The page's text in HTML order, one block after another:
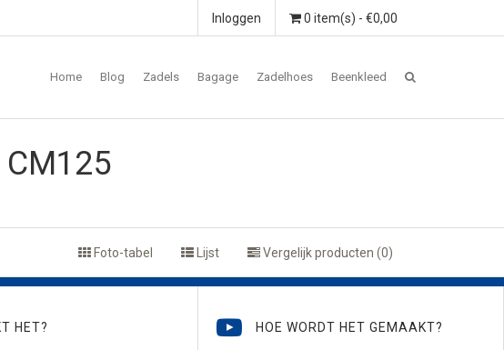
0 item(s) - €0,00
Inloggen
Home Blog Zadels Bagage Zadelhoes Beenkleed
Foto-tabel Lijst Vergelijk producten (0)
HET? HOE WORDT HET GEMAAKT?